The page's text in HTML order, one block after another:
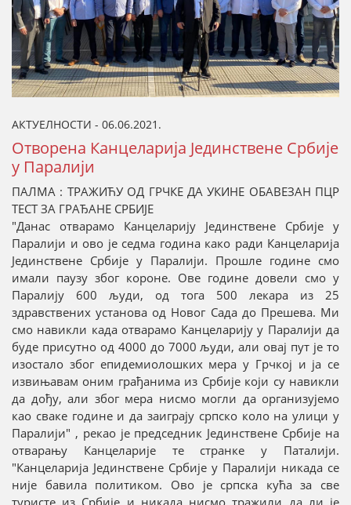
АКТУЕЛНОСТИ - 06.06.2021.
Отворена Канцеларија Јединствене Србије
у Паралији
ПАЛМА : ТРАЖИЋУ ОД ГРЧКЕ ДА УКИНЕ ОБАВЕЗАН ПЦР
ТЕСТ ЗА ГРАЂАНЕ СРБИЈЕ
"Данас отварамо Канцеларију Јединствене Србије у
Паралији и ово је седма година како ради Канцеларија
Јединствене Србије у Паралији. Прошле године смо
имали паузу због короне. Ове године довели смо у
Паралију 600 људи, од тога 500 лекара из 25
здравствених установа од Новог Сада до Прешева. Ми
смо навикли када отварамо Канцеларију у Паралији да
буде присутно од 4000 до 7000 људи, али овај пут је то
изостало због епидемиолошких мера у Грчкој и ја се
извињавам оним грађанима из Србије који су навикли
да дођу, али због мера нисмо могли да организујемо
као сваке године и да заиграју српско коло на улици у
Паралији" , рекао је председник Јединствене Србије на
отварању Канцеларије те странке у Паталији.
"Канцеларија Јединствене Србије у Паралији никада се
није бавила политиком. Ово је српска кућа за све